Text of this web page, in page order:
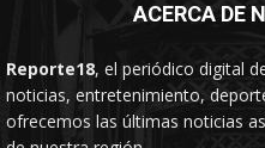
ACERCA DE
Reporte18, el periódico digital
noticias, entretenimiento,
ofrecemos las últimas noticias